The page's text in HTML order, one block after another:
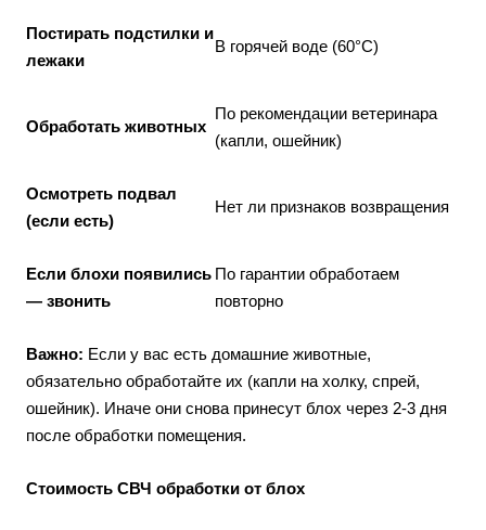
Постирать подстилки и
лежаки
В горячей воде (60°C)
Обработать животных
По рекомендации ветеринара
(капли, ошейник)
Осмотреть подвал
(если есть)
Нет ли признаков возвращения
Если блохи появились
— звонить
По гарантии обработаем
повторно
Важно: Если у вас есть домашние животные,
обязательно обработайте их (капли на холку, спрей,
ошейник). Иначе они снова принесут блох через 2-3 дня
после обработки помещения.
Стоимость СВЧ обработки от блох